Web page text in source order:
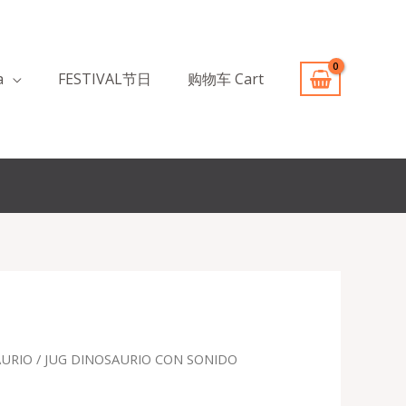
FESTIVAL节日 购物车 Cart
/ JUG DINOSAURIO CON SONIDO